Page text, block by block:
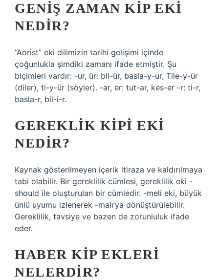
GENIŞ ZAMAN KIP EKI
NEDIR?
“Aorist” eki dilimizin tarihi gelişimi içinde
çoğunlukla şimdiki zamanı ifade etmiştir. Şu
biçimleri vardır: -ur, ür: bil-ür, basla-y-ur, Tile-y-ür
(diler), ti-y-ür (söyler). -ar, er: tut-ar, kes-er -r: ti-r,
basla-r, bil-i-r.
GEREKLIK KIPI EKI
NEDIR?
Kaynak gösterilmeyen içerik itiraza ve kaldırılmaya
tabi olabilir. Bir gereklilik cümlesi, gereklilik eki -
should ile oluşturulan bir cümledir. -meli eki, büyük
ünlü uyumu izlenerek -malı’ya dönüştürülebilir.
Gereklilik, tavsiye ve bazen de zorunluluk ifade
eder.
HABER KIP EKLERI
NELERDIR?